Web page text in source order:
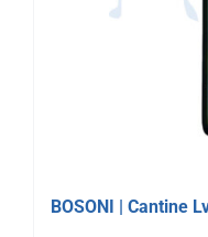
BOSONI | Cantine